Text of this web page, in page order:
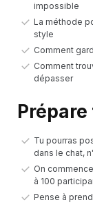
impossible
La méthode
style
Comment
Comment
dépasser
Tu pourras
dans le chat,
On
à 100
Pense à